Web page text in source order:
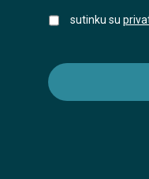
sutinku su